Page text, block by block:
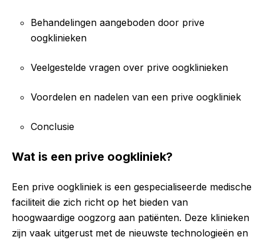
Behandelingen aangeboden door prive
oogklinieken
Veelgestelde vragen over prive oogklinieken
Voordelen en nadelen van een prive oogkliniek
Conclusie
Wat is een prive oogkliniek?
Een prive oogkliniek is een gespecialiseerde medische
faciliteit die zich richt op het bieden van
hoogwaardige oogzorg aan patiënten. Deze klinieken
zijn vaak uitgerust met de nieuwste technologieën en